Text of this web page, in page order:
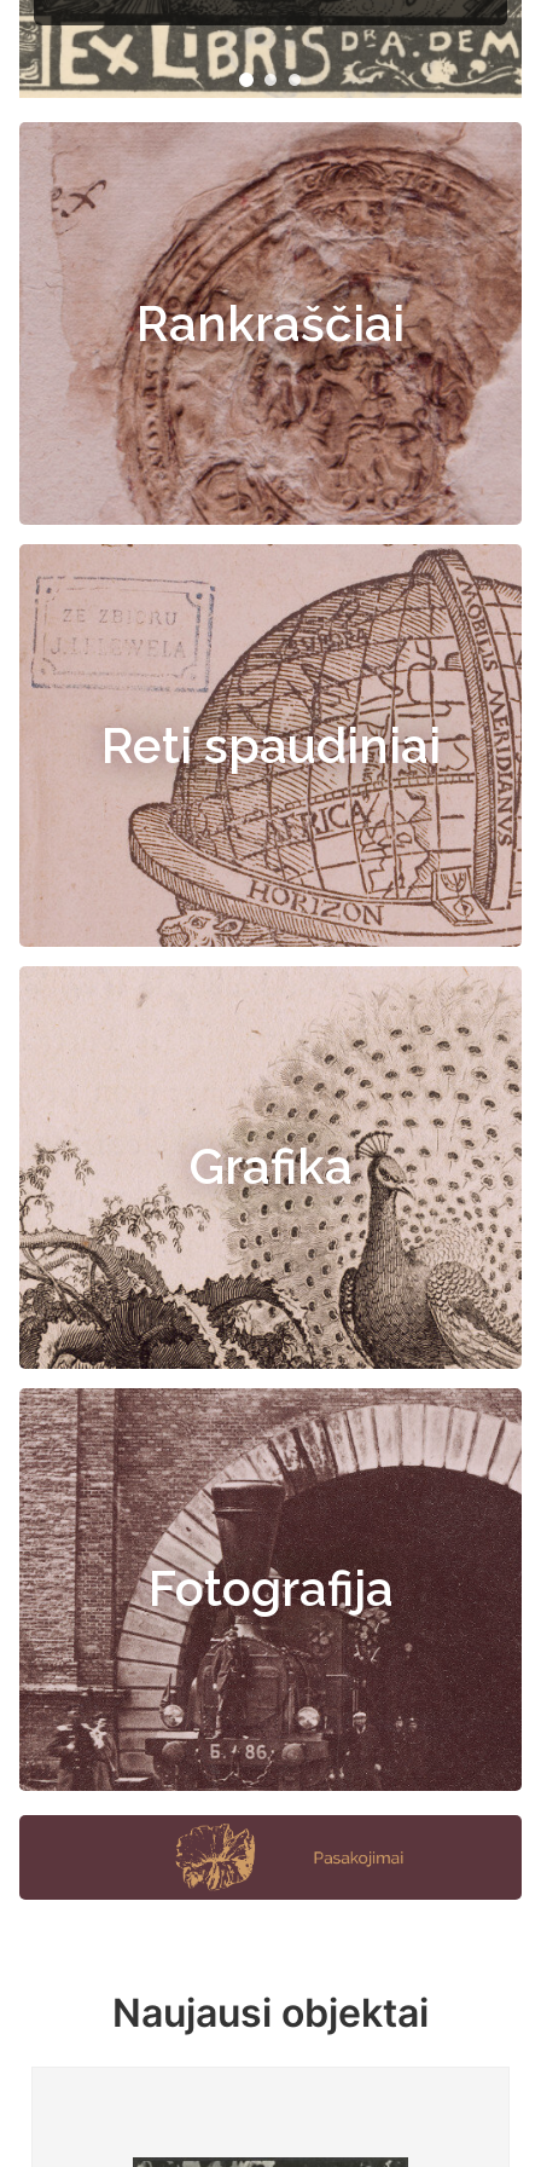
Rankraščiai
Reti spaudiniai
Grafika
Fotografija
Naujausi objektai